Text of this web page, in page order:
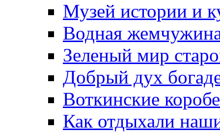
Музей истории и
Водная
Зеленый мир
Добрый дух
Воткинские
Как отдыхали